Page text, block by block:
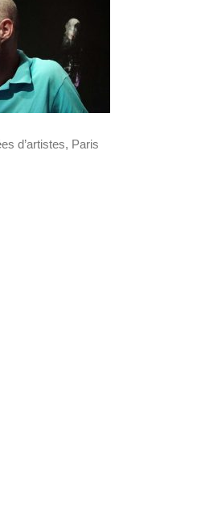
d’artistes, Paris